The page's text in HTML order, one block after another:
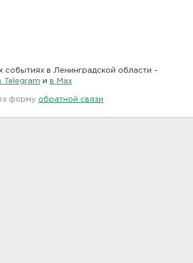
событиях в Ленинградской области -
Telegram и в Maх
форму обратной связи